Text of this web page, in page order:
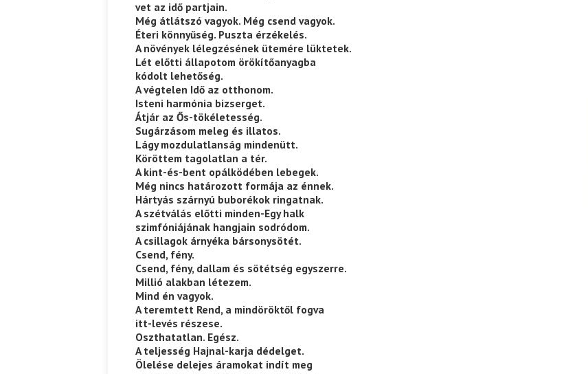
vet az idő partjain.
Még átlátszó vagyok. Még csend vagyok.
Éteri könnyűség. Puszta érzékelés.
A növények lélegzésének ütemére lüktetek.
Lét előtti állapotom örökítőanyagba
kódolt lehetőség.
A végtelen Idő az otthonom.
Isteni harmónia bizserget.
Átjár az Ős-tökéletesség.
Sugárzásom meleg és illatos.
Lágy mozdulatlanság mindenütt.
Köröttem tagolatlan a tér.
A kint-és-bent opálködében lebegek.
Még nincs határozott formája az énnek.
Hártyás szárnyú buborékok ringatnak.
A szétválás előtti minden-Egy halk
szimfóniájának hangjain sodródom.
A csillagok árnyéka bársonysötét.
Csend, fény.
Csend, fény, dallam és sötétség egyszerre.
Millió alakban létezem.
Mind én vagyok.
A teremtett Rend, a mindöröktől fogva
itt-levés részese.
Oszthatatlan. Egész.
A teljesség Hajnal-karja dédelget.
Ölelése delejes áramokat indít meg
Káplán Géza: Erotikai kalauz